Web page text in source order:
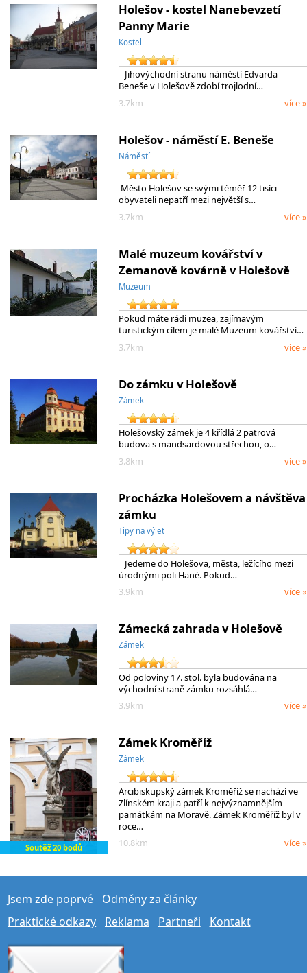
Holešov - kostel Nanebevzetí
Panny Marie
Kostel
Jihovýchodní stranu náměstí Edvarda
Beneše v Holešově zdobí trojlodní…
3.7km
více »
Holešov - náměstí E. Beneše
Náměstí
Město Holešov se svými téměř 12 tisíci
obyvateli nepatří mezi největší s…
3.7km
více »
Malé muzeum kovářství v
Zemanově kovárně v Holešově
Muzeum
Pokud máte rádi muzea, zajímavým
turistickým cílem je malé Muzeum kovářství…
3.7km
více »
Do zámku v Holešově
Zámek
Holešovský zámek je 4 křídlá 2 patrová
budova s mandsardovou střechou, o…
3.8km
více »
Procházka Holešovem a návštěva
zámku
Tipy na výlet
Jedeme do Holešova, města, ležícího mezi
úrodnými poli Hané. Pokud…
3.9km
více »
Zámecká zahrada v Holešově
Zámek
Od poloviny 17. stol. byla budována na
východní straně zámku rozsáhlá…
3.9km
více »
Soutěž 20 bodů
Zámek Kroměříž
Zámek
Arcibiskupský zámek Kroměříž se nachází ve
Zlínském kraji a patří k nejvýznamnějším
památkám na Moravě. Zámek Kroměříž byl v
roce…
10.8km
více »
Jsem zde poprvé
Odměny za články
Praktické odkazy
Reklama Partneři Kontakt